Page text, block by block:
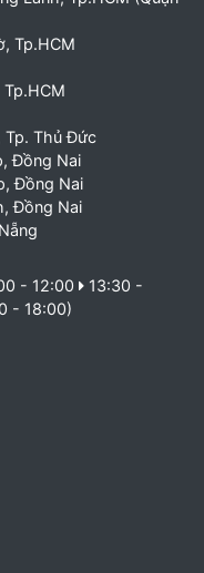
Tp.HCM
Tp. Thủ Đức
Đồng Nai
Đồng Nai
Đồng Nai
- 12:00
13:30 -
- 18:00)